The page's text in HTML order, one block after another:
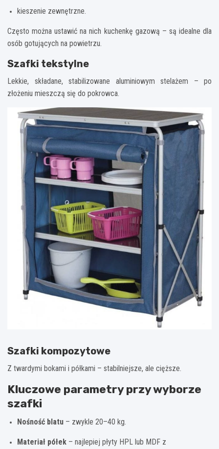
kieszenie zewnętrzne.
Często można ustawić na nich kuchenkę gazową – są idealne dla
osób gotujących na powietrzu.
Szafki tekstylne
Lekkie, składane, stabilizowane aluminiowym stelażem – po
złożeniu mieszczą się do pokrowca.
Szafki kompozytowe
Z twardymi bokami i półkami – stabilniejsze, ale cięższe.
Kluczowe parametry przy wyborze
szafki
Nośność blatu – zwykle 20–40 kg.
Materiał półek – najlepiej płyty HPL lub MDF z